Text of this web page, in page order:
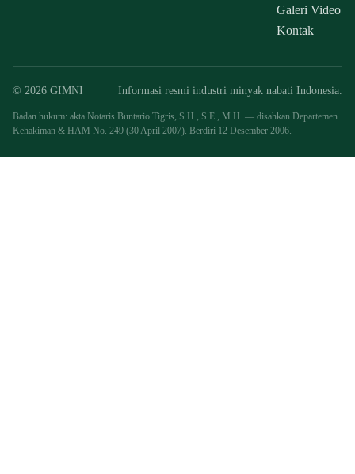
Galeri Video
Kontak
© 2026 GIMNI Informasi resmi industri minyak nabati Indonesia.
Badan hukum: akta Notaris Buntario Tigris, S.H., S.E., M.H. — disahkan Departemen
Kehakiman & HAM No. 249 (30 April 2007). Berdiri 12 Desember 2006.